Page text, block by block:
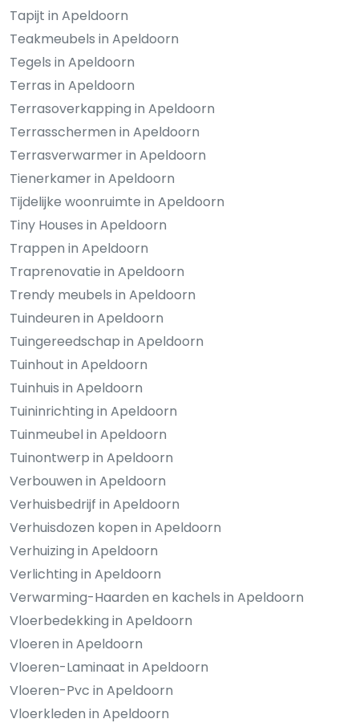
Tapijt in Apeldoorn
Teakmeubels in Apeldoorn
Tegels in Apeldoorn
Terras in Apeldoorn
Terrasoverkapping in Apeldoorn
Terrasschermen in Apeldoorn
Terrasverwarmer in Apeldoorn
Tienerkamer in Apeldoorn
Tijdelijke woonruimte in Apeldoorn
Tiny Houses in Apeldoorn
Trappen in Apeldoorn
Traprenovatie in Apeldoorn
Trendy meubels in Apeldoorn
Tuindeuren in Apeldoorn
Tuingereedschap in Apeldoorn
Tuinhout in Apeldoorn
Tuinhuis in Apeldoorn
Tuininrichting in Apeldoorn
Tuinmeubel in Apeldoorn
Tuinontwerp in Apeldoorn
Verbouwen in Apeldoorn
Verhuisbedrijf in Apeldoorn
Verhuisdozen kopen in Apeldoorn
Verhuizing in Apeldoorn
Verlichting in Apeldoorn
Verwarming-Haarden en kachels in Apeldoorn
Vloerbedekking in Apeldoorn
Vloeren in Apeldoorn
Vloeren-Laminaat in Apeldoorn
Vloeren-Pvc in Apeldoorn
Vloerkleden in Apeldoorn